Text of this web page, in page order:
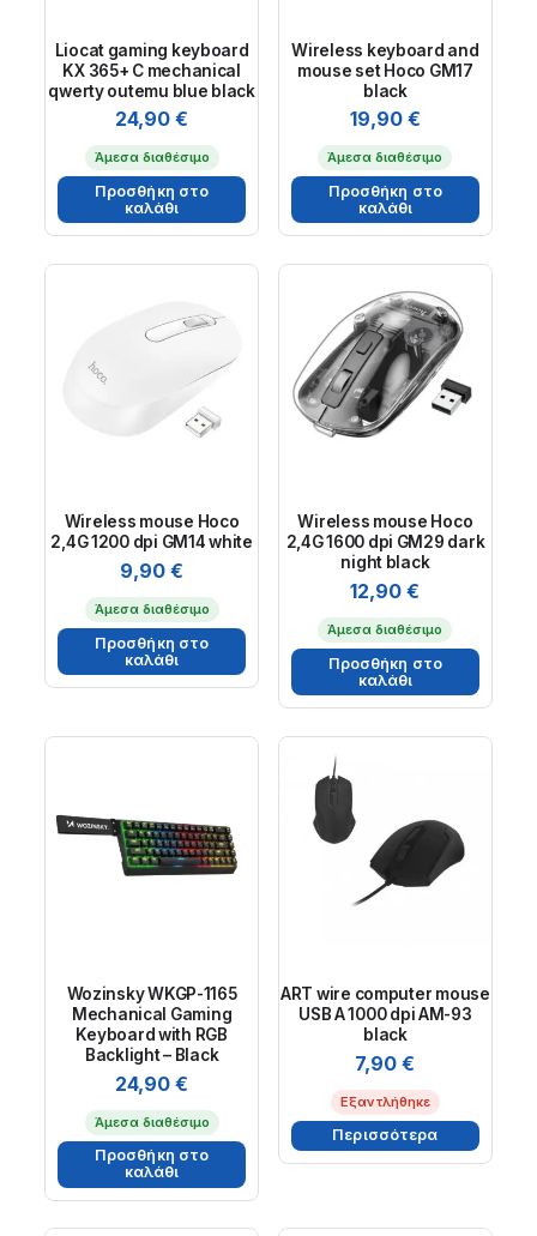
Liocat gaming keyboard
KX 365+ C mechanical
qwerty outemu blue black
24,90€
Άμεσα διαθέσιμο
Προσθήκη στο
καλάθι
Wireless keyboard and
mouse set Hoco GM17
black
19,90 €
Άμεσα διαθέσιμο
Προσθήκη στο
καλάθι
Wireless mouse Hoco
2,4G 1200 dpi GM14 white
9,90€
Άμεσα διαθέσιμο
Προσθήκη στο
καλάθι
Wireless mouse Hoco
2,4G 1600 dpi GM29 dark
night black
12,90€
Άμεσα διαθέσιμο
Προσθήκη στο
καλάθι
Wozinsky WKGP-1165
Mechanical Gaming
Keyboard with RGB
Backlight – Black
24,90€
Άμεσα διαθέσιμο
Προσθήκη στο
καλάθι
ART wire computer mouse
USB A 1000 dpi AM-93
black
7,90€
Εξαντλήθηκε
Περισσότερα